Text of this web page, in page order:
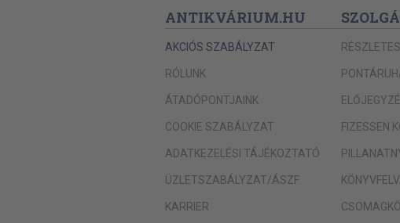
ANTIKVÁRIUM.HU
AKCIÓS SZABÁLYZAT
RÓLUNK
ÁTADÓPONTJAINK
COOKIE SZABÁLYZAT
ADATKEZELÉSI TÁJÉKOZTATÓ
ÜZLETSZABÁLYZAT/ÁSZF
KARRIER
FIZESSEN